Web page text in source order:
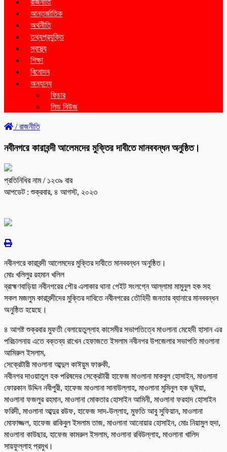
রাজনীতি
আন্তর্জাতিক
অর্থনীতি
তথ্যপ্রযুক্তি
স্বাস্থ্য
শিক্ষা
বিনোদন
অন্যান্য
ফিচার
লিড নিউজ
/রাজনীতি
নবীনগরে কারাবন্দী আলেমদের মুক্তির দাবীতে মানববন্ধন অনুষ্ঠিত।
প্রতিনিধির নাম/ ১২৩৯ বার
আপডেট : শুক্রবার, ৪ আগস্ট, ২০২৩
নবীনগরে কারাবন্দী আলেমদের মুক্তির দাবীতে মানববন্ধন অনুষ্ঠিত।
মোঃ খলিলুর রহমান খলিল
ব্রাহ্মণবাড়িয়া নবীনগরের পৌর এলাকার থানা গেইট সংলগ্নে আল্লামা মামুনুল হক সহ
সকল মজলুম কারাবন্দীদের মুক্তির দাবিতে নবীনগরের তৌহিদী জনতার ব্যানারে মানববন্ধন
অনুষ্ঠিত হয়েছে।
৪ আগষ্ট শুক্রবার মুফতী বেলায়েতুল্লাহ কাসেমীর সভাপতিত্বে মাওলানা মেহেদী হাসান এর
পরিচালনায় এতে বক্তব্য রাখেন হেফাজতে ইসলাম নবীনগর উপজেলার সভাপতি মাওলানা
আমিরুল ইসলাম,
সেক্রেটারী মাওলানা আব্দুল কাঈয়ুম ফারুকী,
নবীনগর দাওয়াতুল হক পরিষদের সেক্রেটারী হাফেজ মাওলানা মাকবুল হোসাইন, মাওলানা
ফোরকান উদ্দিন নবীপুরী, হাফেজ মাওলানা সানাউল্লাহ, মাওলানা মুমিনুল হক ভূঈয়া,
মাওলানা ফজলুর রহমান, মাওলানা মোকতার হোসাইন আমিনী, মাওলানা ফরহাদ হোসাইন
ফরিদী, মাওলানা আব্দুর রউফ, হাফেজ সাদ-উল্লাহ, মুফতি আবু সুফিয়ান, মাওলানা
মোফাজ্জল, হাফেজ রাকিবুল ইসলাম তাজ, মাওলানা আনোয়ার হোসাইন, মোঃ নিয়ামুল হুদা,
মাওলানা কাউছার, হাফেজ কামরুল ইসলাম, মাওলানা রবিউল্লাহ, মাওলানা খালিদ
সায়ফুল্লাহ প্রমুখ।